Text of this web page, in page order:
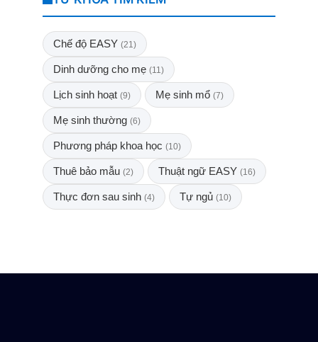
Chế độ EASY (21)
Dinh dưỡng cho mẹ (11)
Lịch sinh hoạt (9) Mẹ sinh mổ (7)
Mẹ sinh thường (6)
Phương pháp khoa học (10)
Thuê bảo mẫu (2) Thuật ngữ EASY (16)
Thực đơn sau sinh (4) Tự ngủ (10)